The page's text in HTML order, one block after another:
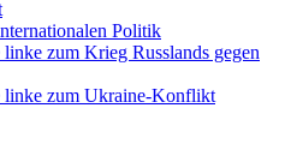
Politik
linke zum Krieg Russlands gegen
linke zum Ukraine-Konflikt